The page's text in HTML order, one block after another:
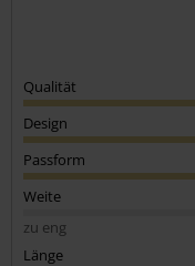
Qualität
Design
Passform
Weite
zu eng
Länge